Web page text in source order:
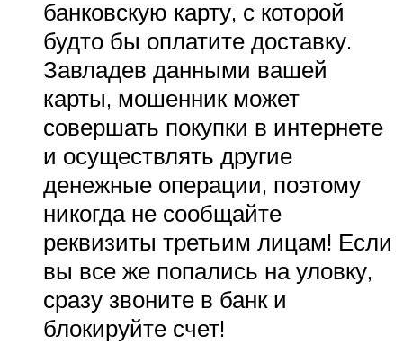
банковскую карту, с которой
будто бы оплатите доставку.
Завладев данными вашей
карты, мошенник может
совершать покупки в интернете
и осуществлять другие
денежные операции, поэтому
никогда не сообщайте
реквизиты третьим лицам! Если
вы все же попались на уловку,
сразу звоните в банк и
блокируйте счет!